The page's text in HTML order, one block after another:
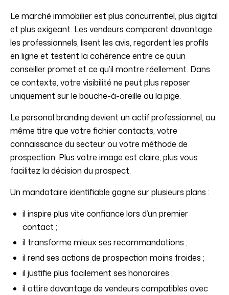
Le marché immobilier est plus concurrentiel, plus digital
et plus exigeant. Les vendeurs comparent davantage
les professionnels, lisent les avis, regardent les profils
en ligne et testent la cohérence entre ce qu’un
conseiller promet et ce qu’il montre réellement. Dans
ce contexte, votre visibilité ne peut plus reposer
uniquement sur le bouche-à-oreille ou la pige.
Le personal branding devient un actif professionnel, au
même titre que votre fichier contacts, votre
connaissance du secteur ou votre méthode de
prospection. Plus votre image est claire, plus vous
facilitez la décision du prospect.
Un mandataire identifiable gagne sur plusieurs plans :
il inspire plus vite confiance lors d’un premier
contact ;
il transforme mieux ses recommandations ;
il rend ses actions de prospection moins froides ;
il justifie plus facilement ses honoraires ;
il attire davantage de vendeurs compatibles avec